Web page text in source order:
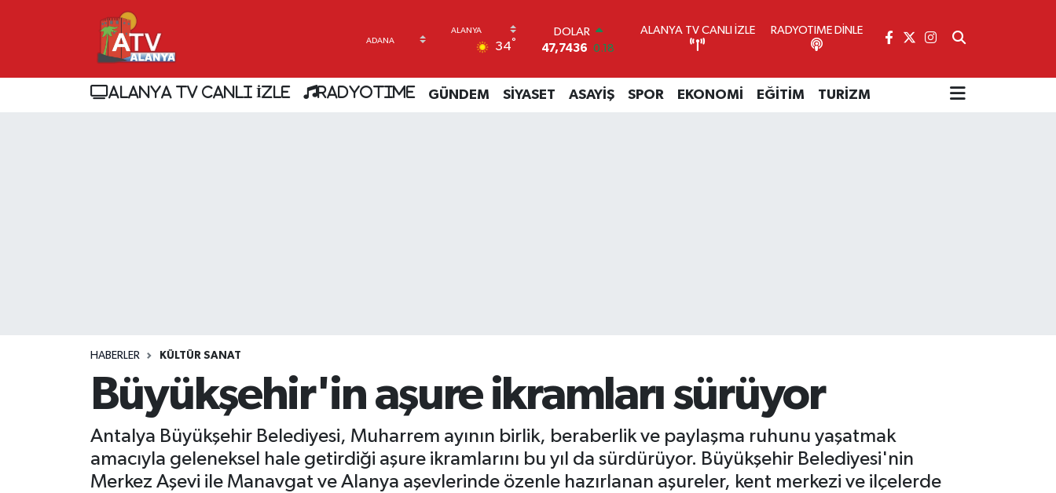
34°
DOLAR
47,7436 0.18
55,2510 0.32
STERLİN
ALANYA TV CANLI İZLE RADYOTIME DİNLE
ALANYA TV CANLI İZLE RADYOTIME GÜNDEM SİYASET ASAYİŞ SPOR EKONOMİ EĞİTİM TURİZM
HABERLER KÜLTÜR SANAT
Büyükşehir'in aşure ikramları sürüyor
Antalya Büyükşehir Belediyesi, Muharrem ayının birlik, beraberlik ve paylaşma ruhunu yaşatmak
amacıyla geleneksel hale getirdiği aşure ikramlarını bu yıl da sürdürüyor. Büyükşehir Belediyesi'nin
Merkez Aşevi ile Manavgat ve Alanya aşevlerinde özenle hazırlanan aşureler, kent merkezi ve ilçelerde